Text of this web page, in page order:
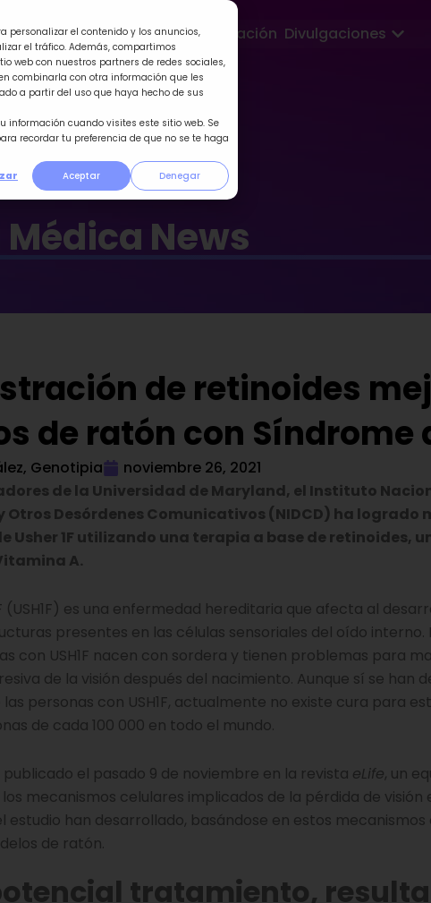
personalizar el contenido y los anuncios,
el tráfico. Además, compartimos
web con nuestros partners de redes sociales,
combinarla con otra información que les
a partir del uso que haya hecho de sus
información cuando visites este sitio web. Se
recordar tu preferencia de que no se te haga
Aceptar Denegar
Formación Divulgaciones Abrir
News
de retinoides
de ratón con Síndrome
Genotipia
noviembre 26, 2021
de la Universidad de Maryland, el Instituto
Otros Desórdenes Comunicativos (NIDCD) ha logrado
Usher 1F utilizando una terapia a base de retinoides,
A.
(USH1F) es una enfermedad hereditaria que afecta al
presentes en las células sensoriales del oído
con USH1F nacen con sordera y tienen problemas para
de la visión después del nacimiento. Aunque sí se han
personas con USH1F, actualmente no existe cura para
de cada 100 000 en todo el mundo.
el pasado 9 de noviembre en la revista eLife, un
mecanismos celulares implicados de la pérdida de
estudio han desarrollado, basándose en estos
de ratón.
tratamiento,